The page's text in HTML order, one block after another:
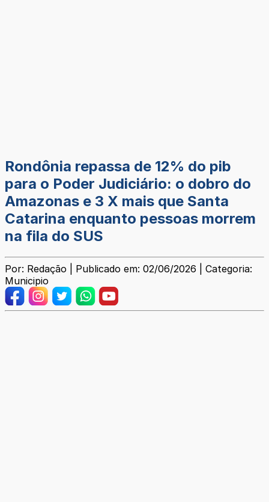
Rondônia repassa de 12% do pib
para o Poder Judiciário: o dobro do
Amazonas e 3 X mais que Santa
Catarina enquanto pessoas morrem
na fila do SUS
Por: Redação | Publicado em: 02/06/2026 | Categoria:
Municipio